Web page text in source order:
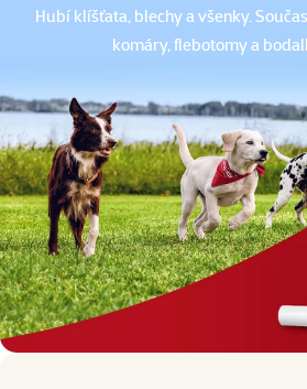
Hubí klíšťata, blechy a všenky.
komáry, flebotomy a